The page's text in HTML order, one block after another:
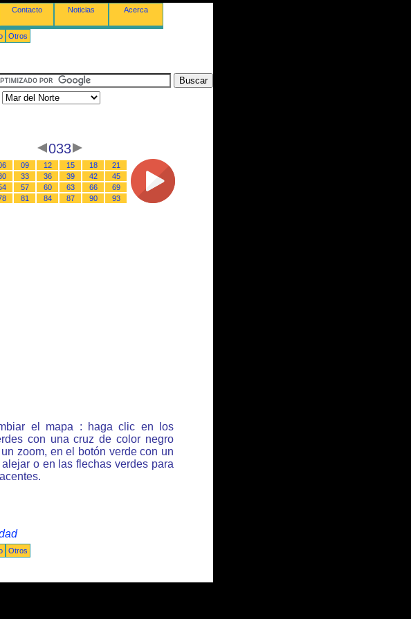
Contacto Noticias Acerca
Otros
033
09 12 15 18
21
33 36 39 42
45
57 60 63 66
69
81 84 87 90 93
el mapa : haga clic en los
con una cruz de color negro
zoom, en el botón verde con un
o en las flechas verdes para
Otros